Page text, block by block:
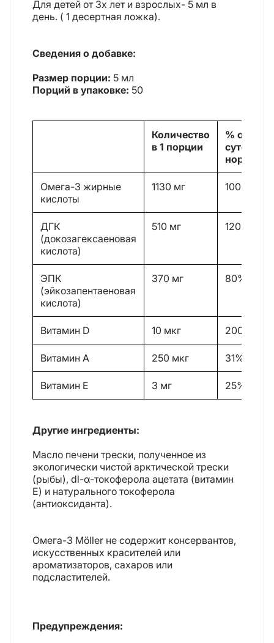
Для детей от 3х лет и взрослых- 5 мл в
день. ( 1 десертная ложка).
Сведения о добавке:
Размер порции: 5 мл
Порций в упаковке: 50
Количество
в 1 порции
% от
суточной
нормы
Омега-3 жирные
кислоты
1130 мг 100%
ДГК
(докозагексаеновая
кислота)
510 мг 120%
ЭПК
(эйкозапентаеновая
кислота)
370 мг 80%
Витамин D 10 мкг 200%
Витамин A 250 мкг 31%
Витамин E 3 мг 25%
Другие ингредиенты:
Масло печени трески, полученное из
экологически чистой арктической трески
(рыбы), dl-α-токоферола ацетата (витамин
Е) и натурального токоферола
(антиоксиданта).
Омега-3 Möller не содержит консервантов,
искусственных красителей или
ароматизаторов, сахаров или
подсластителей.
Предупреждения: